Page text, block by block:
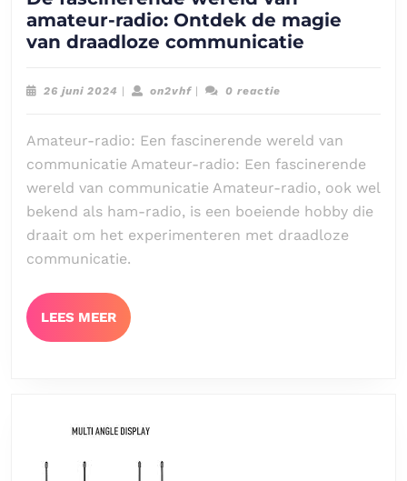
amateur-radio: Ontdek de magie
van draadloze communicatie
radio:
Ontdek
de
magie
van
26 juni 2024 26
| on2vhfon2vhf
| 0 reactie
Amateur-radio: Een fascinerende wereld van
communicatie Amateur-radio: Een fascinerende
wereld van communicatie Amateur-radio, ook wel
bekend als ham-radio, is een boeiende hobby die
draait om het experimenteren met draadloze
communicatie.
LEES MEERLEES
MEER